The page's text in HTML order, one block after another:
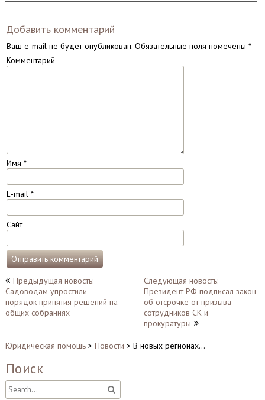
Добавить комментарий
Ваш e-mail не будет опубликован.Обязательные поля помечены *
Комментарий
Имя *
E-mail *
Сайт
Навигация
по
записям
Предыдущая новость:
Садоводам упростили
порядок принятия решений на
общих собраниях
Следующая новость:
Президент РФ подписал закон
об отсрочке от призыва
сотрудников СК и
прокуратуры
Юридическая помощь> Новости > В новых регионах…
Поиск